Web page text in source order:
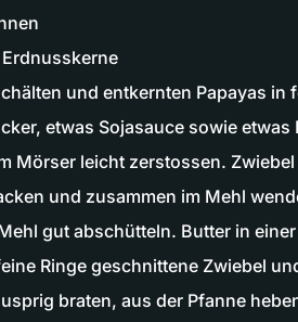
und entkernten Papayas in
etwas Sojasauce sowie
Mörser leicht zerstossen.
und zusammen im Mehl
gut abschütteln. Butter in
Ringe geschnittene Zwiebel
braten, aus der Pfanne